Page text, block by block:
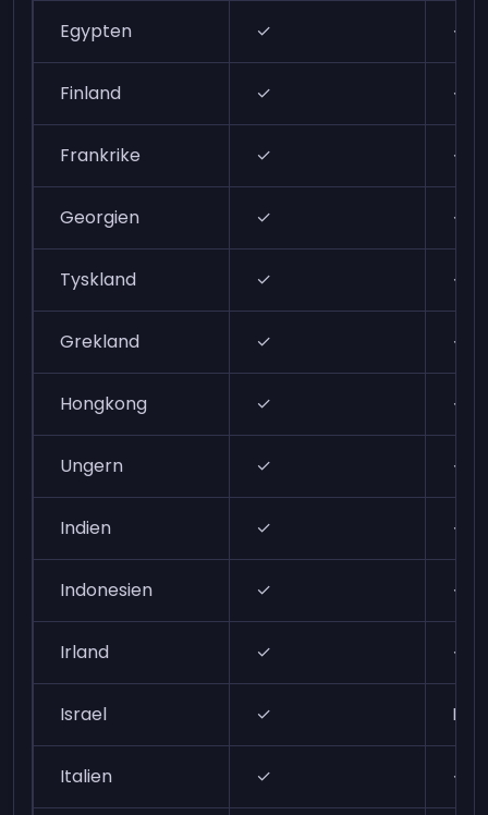
Egypten ✓ ✓
Finland ✓ ✓
Frankrike ✓ ✓
Georgien ✓ ✓
Tyskland ✓ ✓
Grekland ✓ ✓
Hongkong ✓ ✓
Ungern ✓ ✓
Indien ✓ ✓
Indonesien ✓ ✓
Irland ✓ ✓
Israel ✓ N/A
Italien ✓ ✓